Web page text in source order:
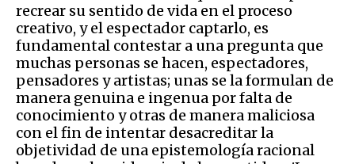
recrear su sentido de vida en el proceso
creativo, y el espectador captarlo, es
fundamental contestar a una pregunta que
muchas personas se hacen, espectadores,
pensadores y artistas; unas se la formulan de
manera genuina e ingenua por falta de
conocimiento y otras de manera maliciosa
con el fin de intentar desacreditar la
objetividad de una epistemología racional